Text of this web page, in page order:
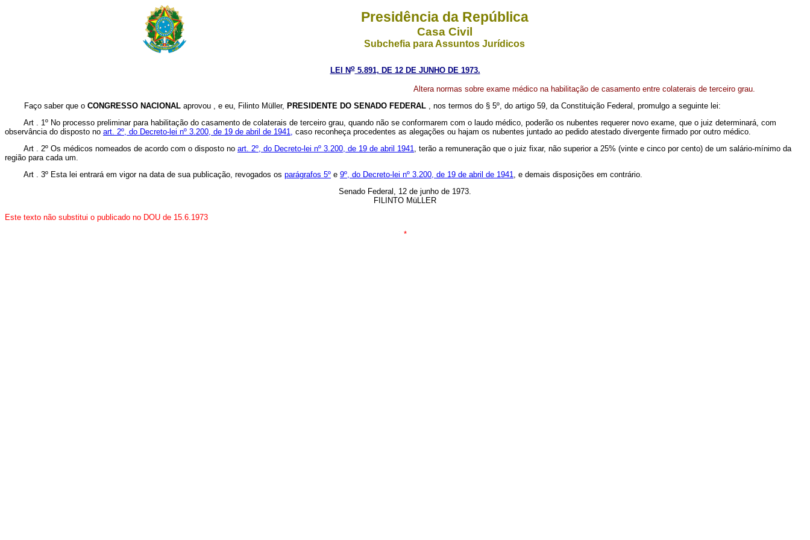
Presidência da República
Casa Civil
Subchefia para Assuntos Jurídicos
LEI No5.891, DE 12 DE JUNHO DE 1973.
Altera normas sobre exame médico na habilitação de casamento entre colaterais de terceiro grau.
Faço saber que o CONGRESSO NACIONAL aprovou , e eu, Filinto Müller, PRESIDENTE DO SENADO FEDERAL , nos termos do § 5º, do artigo 59, da Constituição Federal, promulgo a seguinte lei:
Art . 1º No processo preliminar para habilitação do casamento de colaterais de terceiro grau, quando não se conformarem com o laudo médico, poderão os nubentes requerer novo exame, que o juiz determinará, com
observância do disposto no art. 2º, do Decreto-lei nº 3.200, de 19 de abril de 1941, caso reconheça procedentes as alegações ou hajam os nubentes juntado ao pedido atestado divergente firmado por outro médico.
Art . 2º Os médicos nomeados de acordo com o disposto no art. 2º, do Decreto-lei nº 3.200, de 19 de abril 1941, terão a remuneração que o juiz fixar, não superior a 25% (vinte e cinco por cento) de um salário-mínimo da
região para cada um.
Art . 3º Esta lei entrará em vigor na data de sua publicação, revogados os parágrafos 5º e 9º, do Decreto-lei nº 3.200, de 19 de abril de 1941, e demais disposições em contrário.
Senado Federal, 12 de junho de 1973.
FILINTO MüLLER
Este texto não substitui o publicado no DOU de 15.6.1973
*